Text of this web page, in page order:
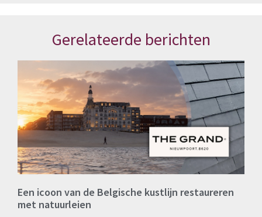
Gerelateerde berichten
Een icoon van de Belgische kustlijn restaureren
met natuurleien